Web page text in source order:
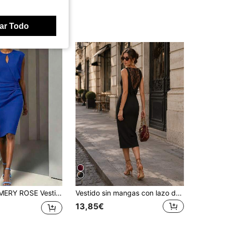
de mujer de moda sin mangas, con cintura fruncida y calado, romántico, elegante, casual, para uso diario, citas, fiestas y primavera-verano Vestido sin mangas con lazo de encaje para mujeres, vestido elegante ajustado con parches de encaje sin espalda y adelgazante, fiesta de verano negro
13,85€
Todo